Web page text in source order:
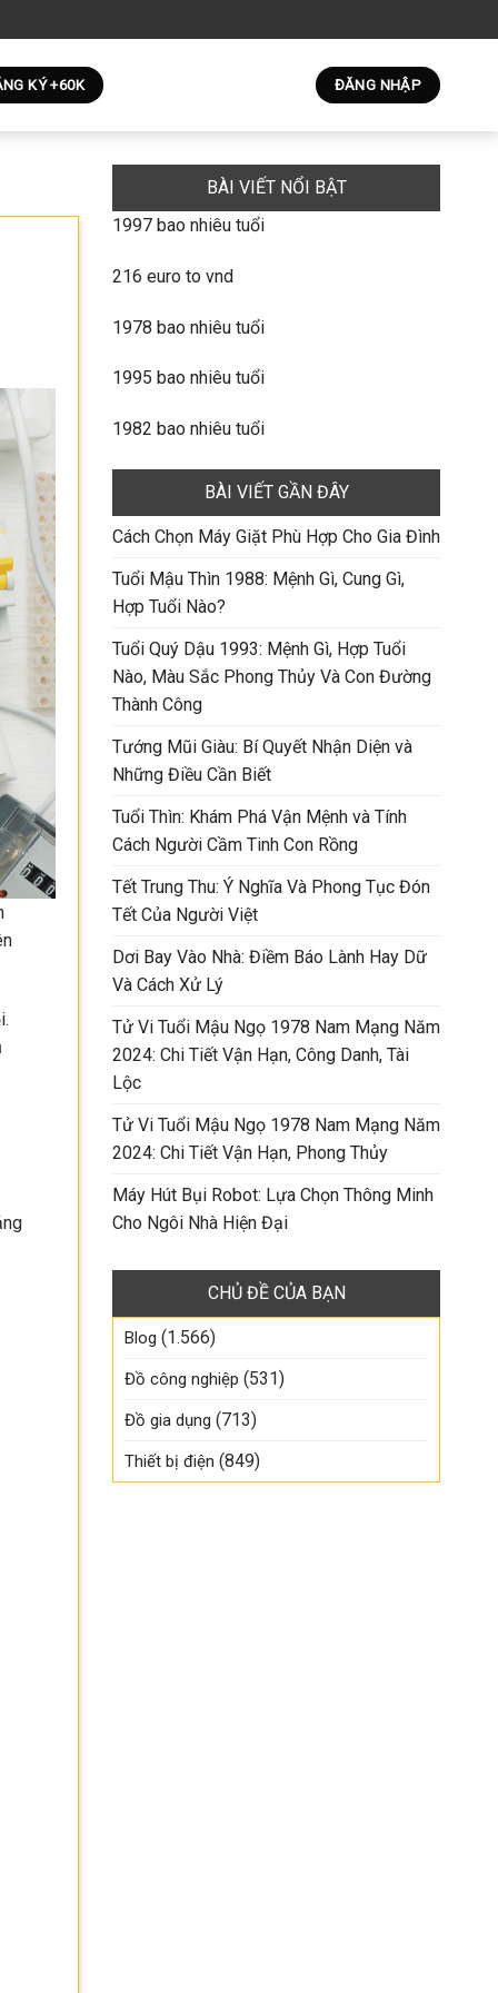
KÝ +60K ĐĂNG NHẬP
BÀI VIẾT NỔI BẬT
1997 bao nhiêu tuổi
216 euro to vnd
1978 bao nhiêu tuổi
1995 bao nhiêu tuổi
1982 bao nhiêu tuổi
BÀI VIẾT GẦN ĐÂY
Cách Chọn Máy Giặt Phù Hợp Cho Gia Đình
Tuổi Mậu Thìn 1988: Mệnh Gì, Cung Gì,
Hợp Tuổi Nào?
Tuổi Quý Dậu 1993: Mệnh Gì, Hợp Tuổi
Nào, Màu Sắc Phong Thủy Và Con Đường
Thành Công
Tướng Mũi Giàu: Bí Quyết Nhận Diện và
Những Điều Cần Biết
Tuổi Thìn: Khám Phá Vận Mệnh và Tính
Cách Người Cầm Tinh Con Rồng
Tết Trung Thu: Ý Nghĩa Và Phong Tục Đón
Tết Của Người Việt
Dơi Bay Vào Nhà: Điềm Báo Lành Hay Dữ
Và Cách Xử Lý
Tử Vi Tuổi Mậu Ngọ 1978 Nam Mạng Năm
2024: Chi Tiết Vận Hạn, Công Danh, Tài
Lộc
Tử Vi Tuổi Mậu Ngọ 1978 Nam Mạng Năm
2024: Chi Tiết Vận Hạn, Phong Thủy
Máy Hút Bụi Robot: Lựa Chọn Thông Minh
Cho Ngôi Nhà Hiện Đại
CHỦ ĐỀ CỦA BẠN
Blog (1.566)
Đồ công nghiệp (531)
Đồ gia dụng (713)
Thiết bị điện (849)